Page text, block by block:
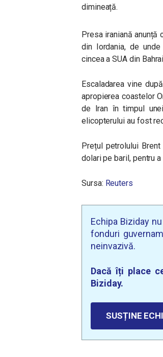
dimineață.
Presa iraniană anunță
din Iordania, de
cincea a SUA din
Escaladarea vine
apropierea coastelor
de Iran în timpul
elicopterului au fost
Prețul petrolului
dolari pe baril, pentru
Sursa: Reuters
Echipa Biziday
fonduri
neinvazivă.
Dacă îți place
Biziday.
SUSȚINE